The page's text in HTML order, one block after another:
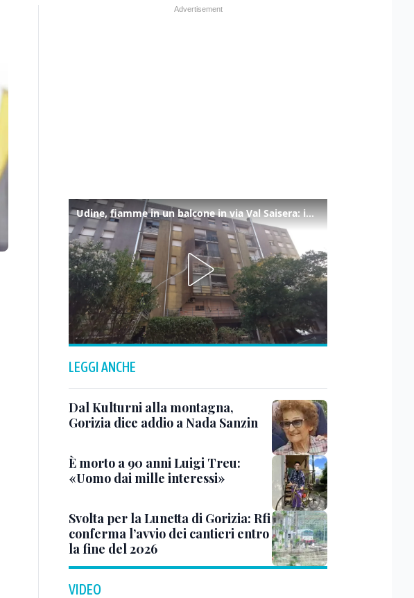
Udine, fiamme in un balcone in via Val Saisera: intervengono i pompieri
LEGGI ANCHE
Dal Kulturni alla montagna,
Gorizia dice addio a Nada Sanzin
È morto a 90 anni Luigi Treu:
«Uomo dai mille interessi»
Svolta per la Lunetta di Gorizia: Rfi
conferma l’avvio dei cantieri entro
la fine del 2026
VIDEO